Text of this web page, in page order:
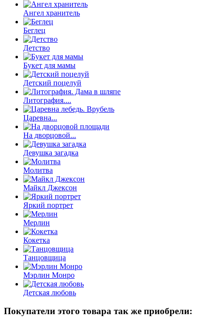
Ангел хранитель
Беглец
Детство
Букет для мамы
Детский поцелуй
Литография....
Царевна...
На дворцовой...
Девушка загадка
Молитва
Майкл Джексон
Яркий портрет
Мерлин
Кокетка
Танцовщица
Мэрлин Монро
Детская любовь
Покупатели этого товара так же приобрели: